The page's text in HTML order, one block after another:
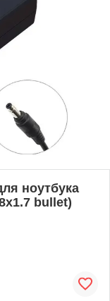
ноутбука
bullet)